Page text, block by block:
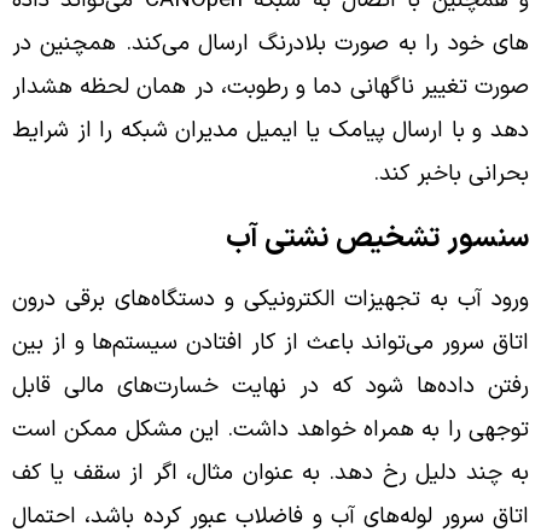
های خود را به صورت بلادرنگ ارسال می‌کند. همچنین در
صورت تغییر ناگهانی دما و رطوبت، در همان لحظه هشدار
دهد و با ارسال پیامک یا ایمیل مدیران شبکه را از شرایط
بحرانی باخبر کند.
سنسور تشخیص نشتی آب
ورود آب به تجهیزات الکترونیکی و دستگاه‌های برقی درون
اتاق سرور می‌تواند باعث از کار افتادن سیستم‌ها و از بین
رفتن داده‌ها شود که در نهایت خسارت‌های مالی قابل
توجهی را به همراه خواهد داشت. این مشکل ممکن است
به چند دلیل رخ دهد. به عنوان مثال، اگر از سقف یا کف
اتاق سرور لوله‌های آب و فاضلاب عبور کرده باشد، احتمال